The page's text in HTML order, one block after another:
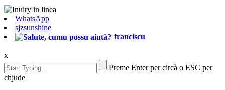
WhatsApp
sjzsunshine
franciscu
x
Preme Enter per circà o ESC per
chjude